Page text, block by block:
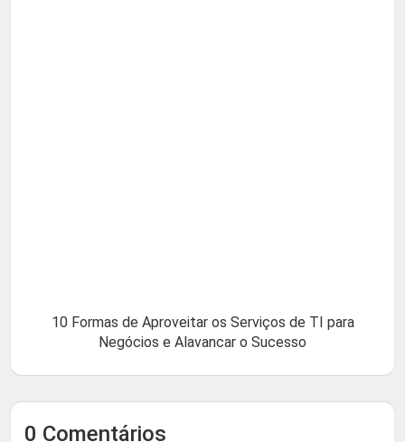
10 Formas de Aproveitar os Serviços de TI para
Negócios e Alavancar o Sucesso
0 Comentários